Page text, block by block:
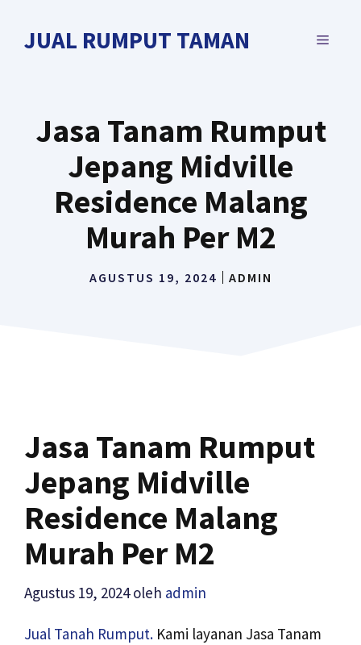
JUAL RUMPUT TAMAN MENU
Jasa Tanam Rumput
Jepang Midville
Residence Malang
Murah Per M2
AGUSTUS 19, 2024 ADMIN
Jasa Tanam Rumput
Jepang Midville
Residence Malang
Murah Per M2
Agustus 19, 2024 oleh admin
Jual Tanah Rumput. Kami layanan Jasa Tanam